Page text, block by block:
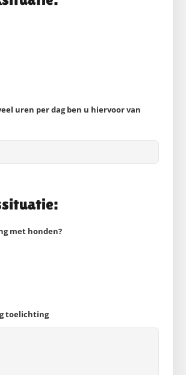
uren per dag ben u hiervoor van
met honden?
toelichting